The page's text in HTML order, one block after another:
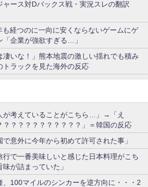
ャース対Dバックス戦・実況スレの翻訳
も経つのに一向に安くならないゲームにゲ
「企業が強欲すぎる…」
いな！」熊本地震の激しい揺れでも積み
トラックを見た海外の反応
が考えていることがこちら…」→「え
？？？？？？？？？？？」＝韓国の反応
意外に今年から初めて許可された事」
で一番美味しいと感じた日本料理がこち
が詰まっていた」
、100マイルのシンカーを逆方向に・・・2